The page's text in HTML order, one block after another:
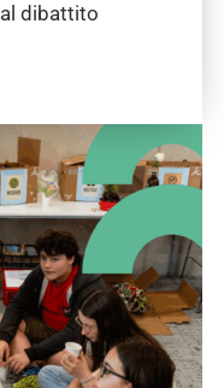
dibattito